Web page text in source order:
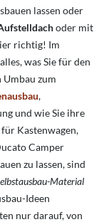
lassen oder
oder mit
richtig! Im
was Sie für den
Umbau zum
,
und wie Sie ihre
Kastenwagen,
Camper
zu lassen, sind
Material
Ideen
nur darauf, von